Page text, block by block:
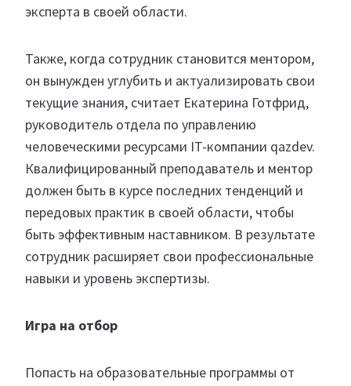
эксперта в своей области.
Также, когда сотрудник становится ментором,
он вынужден углубить и актуализировать свои
текущие знания, считает Екатерина Готфрид,
руководитель отдела по управлению
человеческими ресурсами IT-компании qazdev.
Квалифицированный преподаватель и ментор
должен быть в курсе последних тенденций и
передовых практик в своей области, чтобы
быть эффективным наставником. В результате
сотрудник расширяет свои профессиональные
навыки и уровень экспертизы.
Игра на отбор
Попасть на образовательные программы от